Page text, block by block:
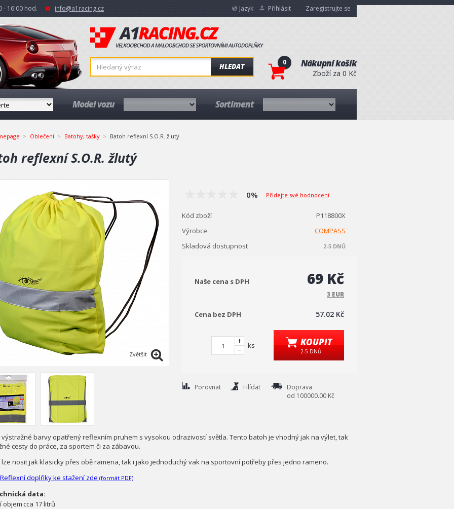
- 16:00 hod. info@a1racing.cz Jazyk Přihlásit Zaregistrujte se
HLEDAT 0 Nákupní košík
Zboží za 0 Kč
Model vozu Sortiment
Oblečení Batohy, tašky Batoh reflexní S.O.R. žlutý
reflexní S.O.R. žlutý
Zvětšit
0% Přidejte své hodnocení
Kód zboží
P118800X
Výrobce
COMPASS
Skladová dostupnost
2-5 DNŮ
Naše cena s DPH 69 Kč
3 EUR
Cena bez DPH 57.02 Kč
ks KOUPIT
2-5 DNŮ
Porovnat Hlídat
Doprava
od 100000.00 Kč
výstražné barvy opatřený reflexním pruhem s vysokou odrazivostí světla. Tento batoh je vhodný jak na výlet, tak
cesty do práce, za sportem či za zábavou.
lze nosit jak klasicky přes obě ramena, tak i jako jednoduchý vak na sportovní potřeby přes jedno rameno.
doplňky ke stažení zde (formát PDF)
data:
objem cca 17 litrů